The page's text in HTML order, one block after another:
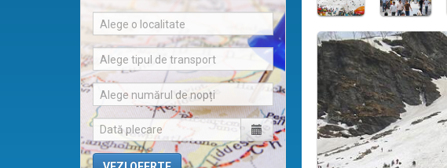
Alege o localitate
Alege tipul de transport
Alege numărul de nopți